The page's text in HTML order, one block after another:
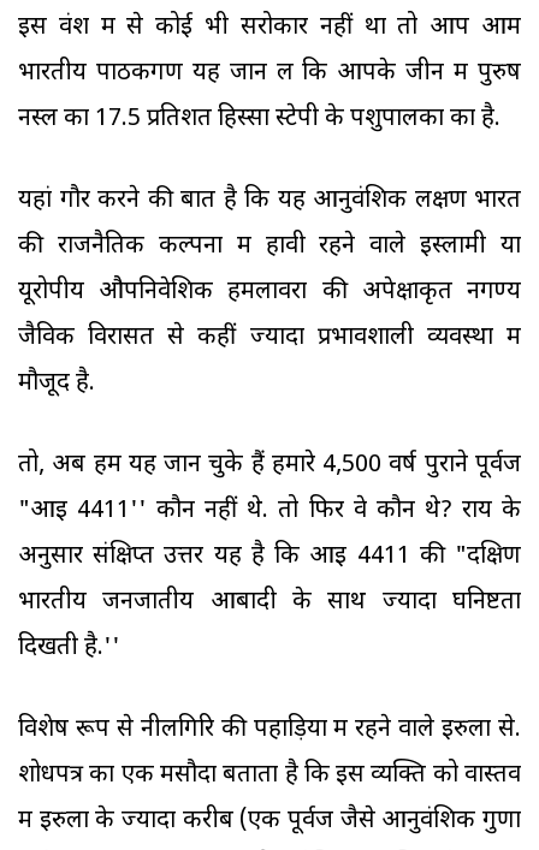
इस वंश में से कोई भी सरोकार नहीं था तो आप आम
भारतीय पाठकगण यह जान लें कि आपके जीन में पुरुष
नस्ल का 17.5 प्रतिशत हिस्सा स्टेपी के पशुपालकों का है.
यहां गौर करने की बात है कि यह आनुवंशिक लक्षण भारत
की राजनैतिक कल्पना में हावी रहने वाले इस्लामी या
यूरोपीय औपनिवेशिक हमलावरों की अपेक्षाकृत नगण्य
जैविक विरासत से कहीं ज्यादा प्रभावशाली व्यवस्था में
मौजूद है.
तो, अब हम यह जान चुके हैं हमारे 4,500 वर्ष पुराने पूर्वज
"आइ 4411'' कौन नहीं थे. तो फिर वे कौन थे? राय के
अनुसार संक्षिप्त उत्तर यह है कि आइ 4411 की "दक्षिण
भारतीय जनजातीय आबादी के साथ ज्यादा घनिष्टता
दिखती है.''
विशेष रूप से नीलगिरि की पहाड़ियों में रहने वाले इरुला से.
शोधपत्र का एक मसौदा बताता है कि इस व्यक्ति को वास्तव
में इरुला के ज्यादा करीब (एक पूर्वज जैसे आनुवंशिक गुणों